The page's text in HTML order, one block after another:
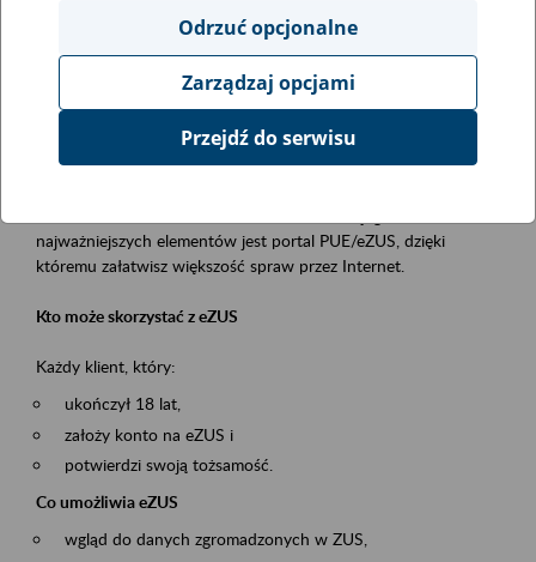
Obszar merytoryczny
obsługa klientów
Opis wydarzenia
Platforma Usług Elektronicznych ZUS eZUS
najważniejszych elementów jest portal PUE/eZUS, dzięki
któremu załatwisz większość spraw przez Internet.
Kto może skorzystać z eZUS
Każdy klient, który:
ukończył 18 lat,
założy konto na eZUS i
potwierdzi swoją tożsamość.
Co umożliwia eZUS
wgląd do danych zgromadzonych w ZUS,
Odrzuć opcjonalne
Zarządzaj opcjami
Przejdź do serwisu